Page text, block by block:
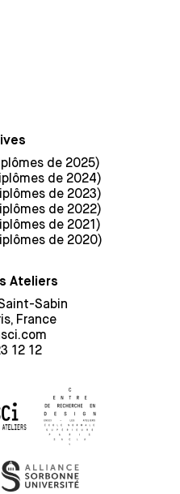
de 2025)
de 2024)
de 2023)
de 2022)
de 2021)
de 2020)
Ateliers
Sabin
France
12 12